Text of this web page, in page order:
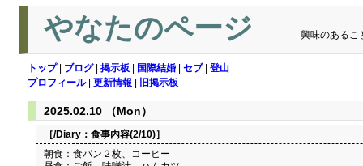
やなたのページ 興味のあるこ
トップ| ブログ| 掲示板 国際結婚 セブ| 登山
プロフィール| 更新情報 旧掲示板
2025.02.10 （Mon）
［/Diary： 食事内容(2/10)］
朝食：食パン２枚、コーヒー